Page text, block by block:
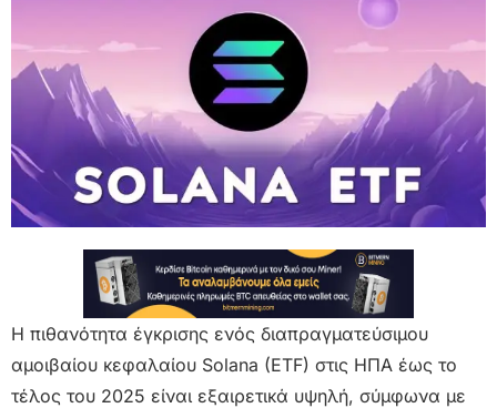
Η πιθανότητα έγκρισης ενός διαπραγματεύσιμου
αμοιβαίου κεφαλαίου Solana (ETF) στις ΗΠΑ έως το
τέλος του 2025 είναι εξαιρετικά υψηλή, σύμφωνα με